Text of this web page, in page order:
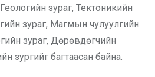
зураг, Тектоникийн
зураг, Магмын чулуулгийн
зураг, Дөрөвдөгчийн
зургийг багтаасан байна.